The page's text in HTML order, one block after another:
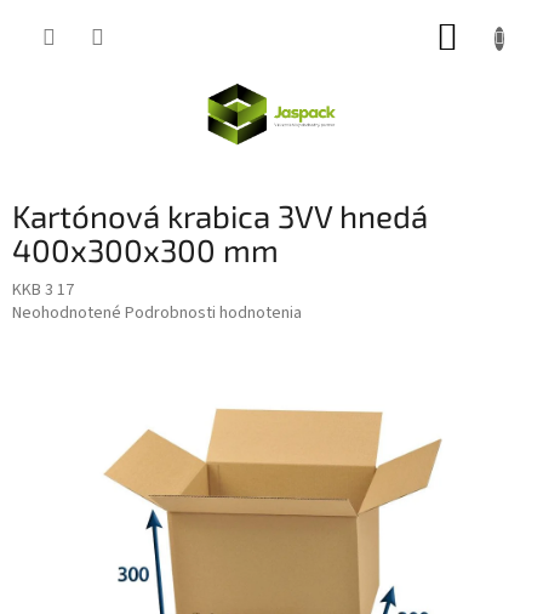
Kartónová krabica 3VV hnedá
400x300x300 mm
KKB 3 17
Priemerné
Neohodnotené Podrobnosti hodnotenia